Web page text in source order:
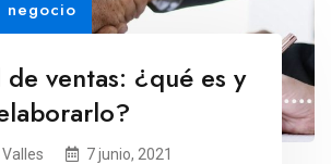
negocio
de ventas: ¿qué es y
7 junio, 2021